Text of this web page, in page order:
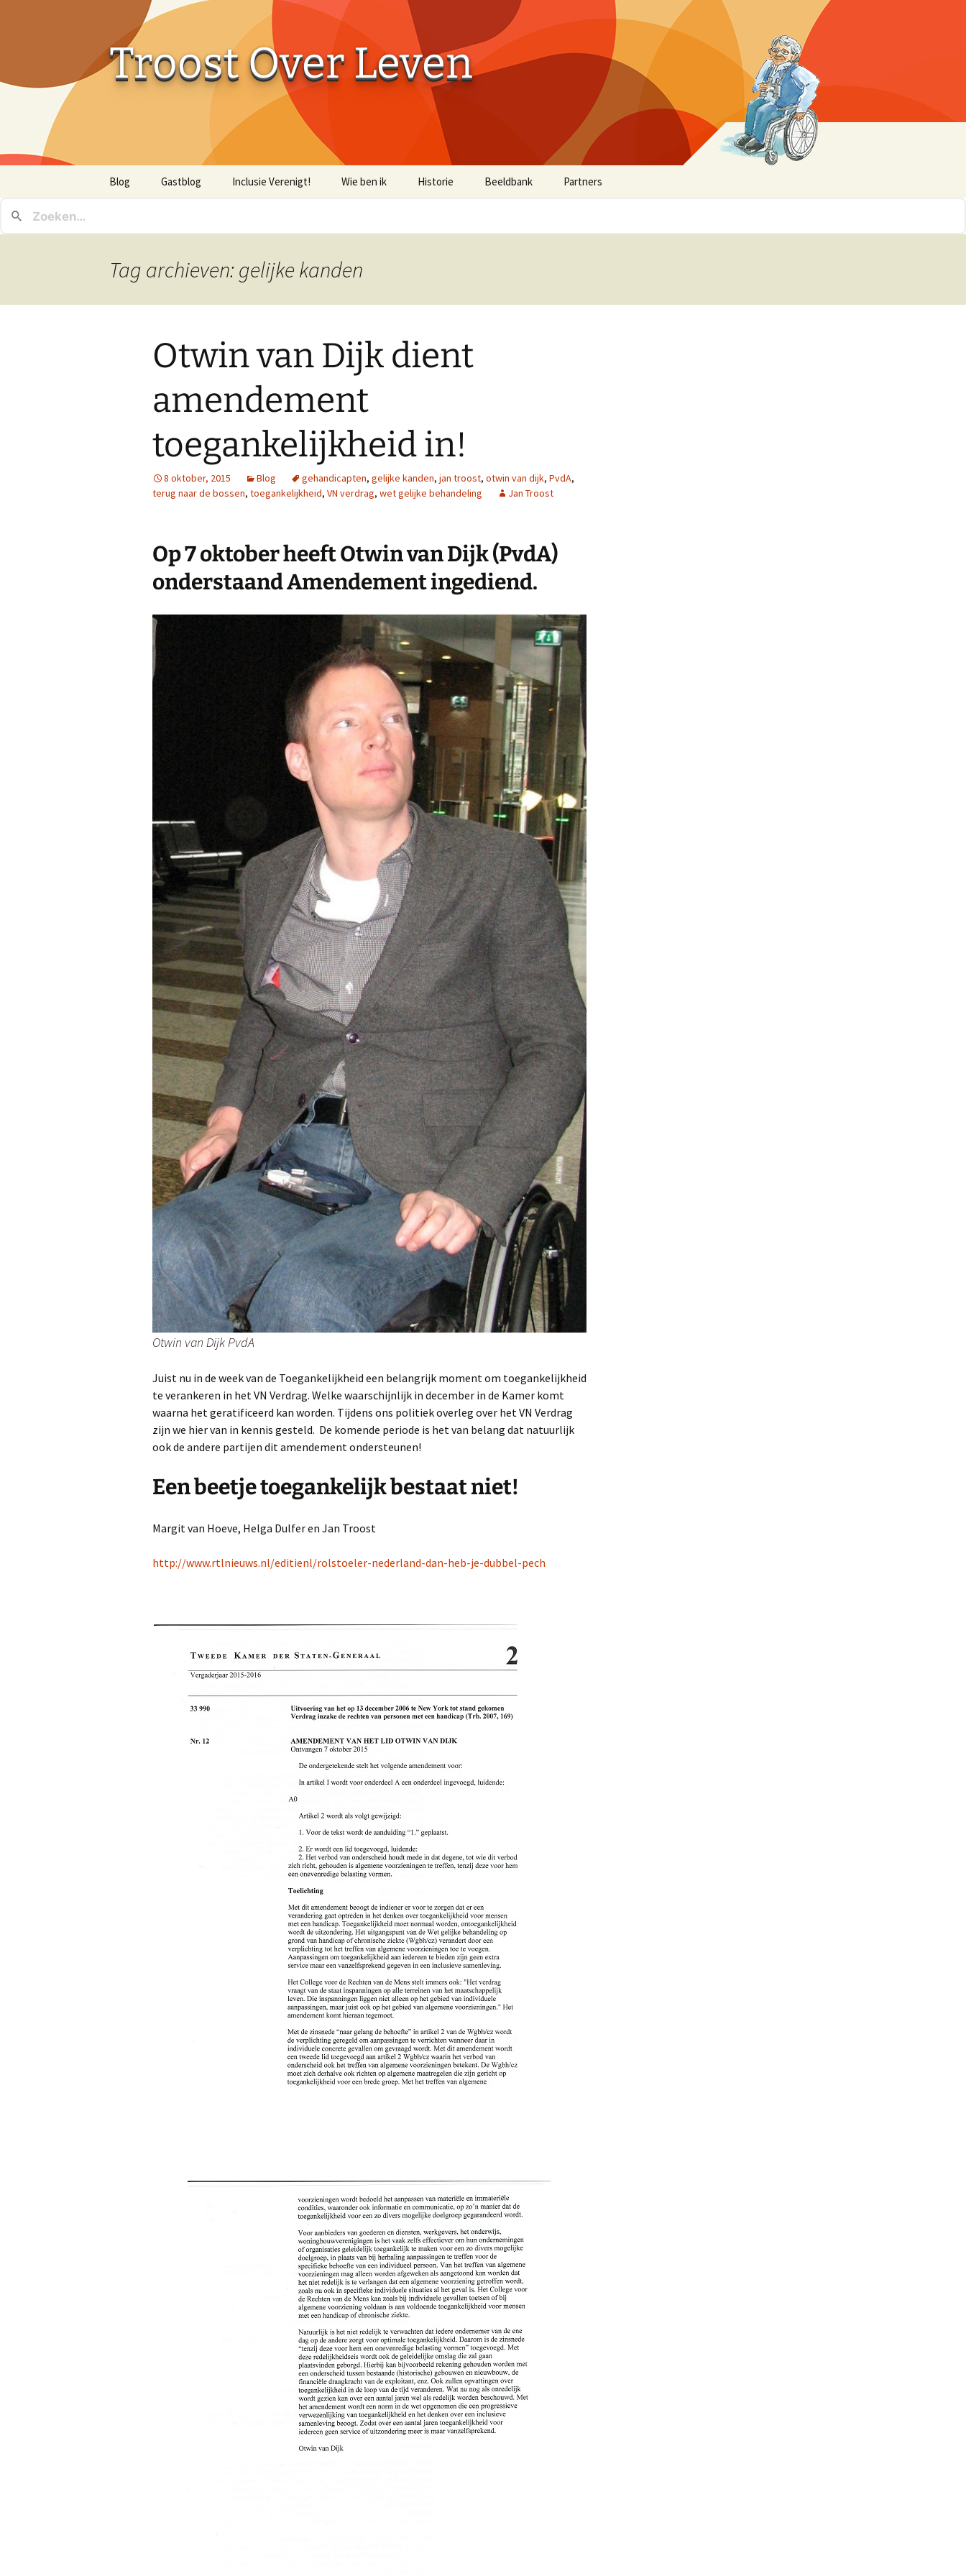
Troost Over Leven
Blog Gastblog Inclusie Verenigt! Wie ben ik Historie Beeldbank Partners
Tag archieven: gelijke kanden
Otwin van Dijk dient
amendement
toegankelijkheid in!
8 oktober, 2015 Blog gehandicapten, gelijke kanden, jan troost, otwin van dijk, PvdA,
terug naar de bossen, toegankelijkheid, VN verdrag, wet gelijke behandeling Jan Troost
Op 7 oktober heeft Otwin van Dijk (PvdA)
onderstaand Amendement ingediend.
Otwin van Dijk PvdA
Juist nu in de week van de Toegankelijkheid een belangrijk moment om toegankelijkheid
te verankeren in het VN Verdrag. Welke waarschijnlijk in december in de Kamer komt
waarna het geratificeerd kan worden. Tijdens ons politiek overleg over het VN Verdrag
zijn we hier van in kennis gesteld. De komende periode is het van belang dat natuurlijk
ook de andere partijen dit amendement ondersteunen!
Een beetje toegankelijk bestaat niet!
Margit van Hoeve, Helga Dulfer en Jan Troost
http://www.rtlnieuws.nl/editienl/rolstoeler-nederland-dan-heb-je-dubbel-pech